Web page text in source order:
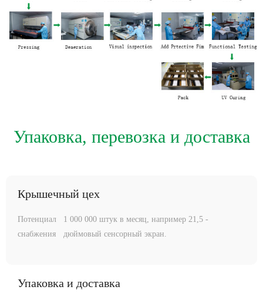
Упаковка, перевозка и доставка
Крышечный цех
Потенциал
снабжения
1 000 000 штук в месяц, например 21,5 -
дюймовый сенсорный экран.
Упаковка и доставка